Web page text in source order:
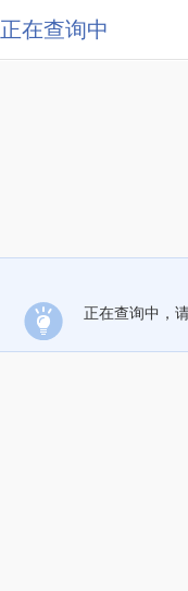
正在查询中
正在查询中，